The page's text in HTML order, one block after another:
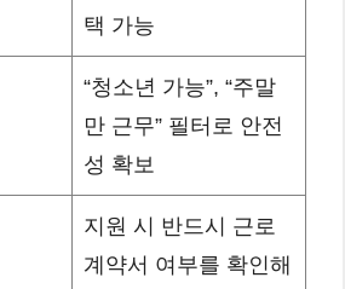
택 가능
“청소년 가능”, “주말
만 근무” 필터로 안전
성 확보
지원 시 반드시 근로
계약서 여부를 확인해